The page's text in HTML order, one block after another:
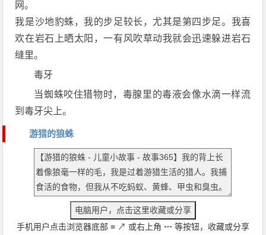
网。
我是沙地豹蛛，我的步足较长，尤其是第四步足。我喜
欢在岩石上晒太阳，一有风吹草动我就会迅速躲进岩石
缝里。
毒牙
当蜘蛛咬住猎物时，毒腺里的毒液会像水滴一样流
到毒牙尖上。
游猎的狼蛛
手机用户点击浏览器底部 ≡ ↗ 或右上角 ┅ 等按钮，收藏或分享